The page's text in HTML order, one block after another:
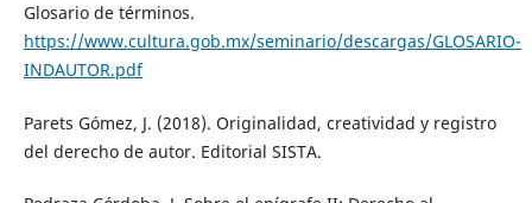
Glosario de términos.
https://www.cultura.gob.mx/seminario/descargas/GLOSARIO-
INDAUTOR.pdf
Parets Gómez, J. (2018). Originalidad, creatividad y registro
del derecho de autor. Editorial SISTA.